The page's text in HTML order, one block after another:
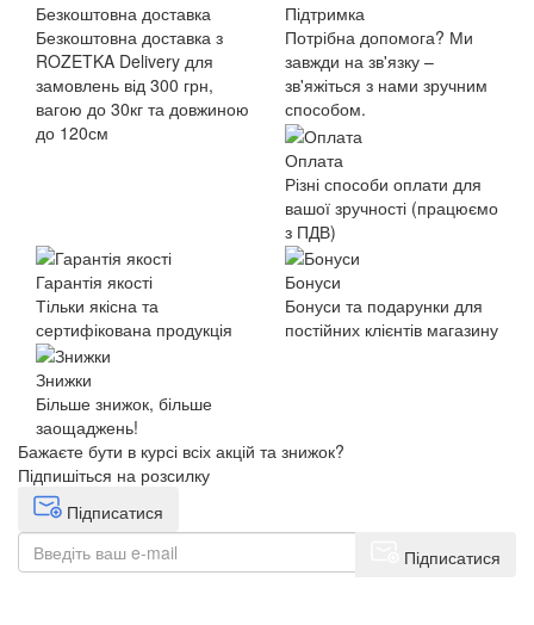
Безкоштовна доставка
Безкоштовна доставка з
ROZETKA Delivery для
замовлень від 300 грн,
вагою до 30кг та довжиною
до 120см
Підтримка
Потрібна допомога? Ми
завжди на зв'язку –
зв'яжіться з нами зручним
способом.
Оплата
Різні способи оплати для
вашої зручності (працюємо
з ПДВ)
Гарантія якості
Тільки якісна та
сертифікована продукція
Бонуси
Бонуси та подарунки для
постійних клієнтів магазину
Знижки
Більше знижок, більше
заощаджень!
Бажаєте бути в курсі всіх акцій та знижок?
Підпишіться на розсилку
Підписатися
Підписатися